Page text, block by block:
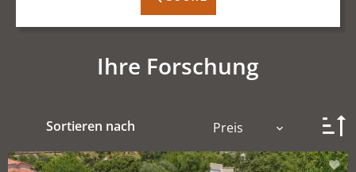
Ihre Forschung
Sortieren nach Preis